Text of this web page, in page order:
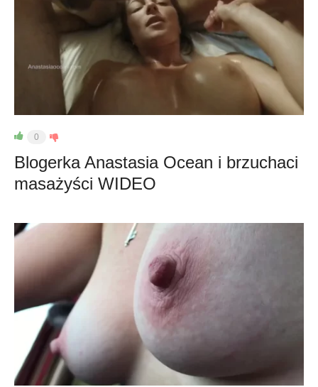
0
Blogerka Anastasia Ocean i brzuchaci
masażyści WIDEO